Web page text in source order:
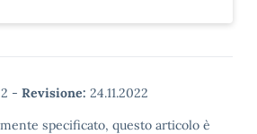
- Revisione: 24.11.2022
specificato, questo articolo è